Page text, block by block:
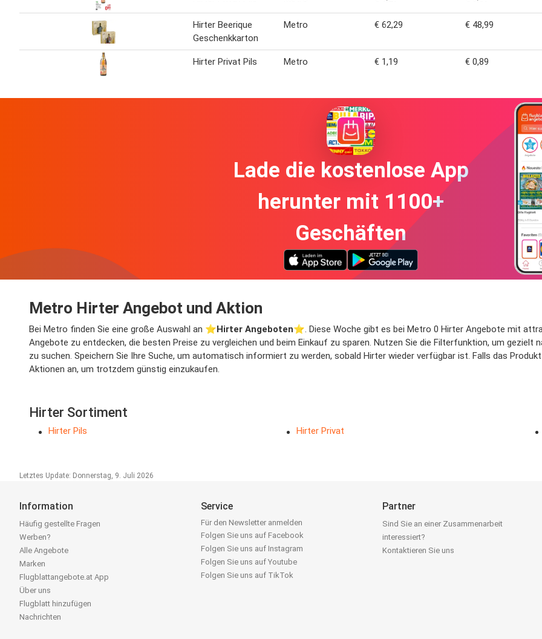
Hirter Beerique
Geschenkkarton
Metro € 62,29 € 48,99
Hirter Privat Pils Metro € 1,19 € 0,89
Lade die kostenlose App
herunter mit 1100+
Geschäften
Metro Hirter Angebot und Aktion
Bei Metro finden Sie eine große Auswahl an ⭐️Hirter Angeboten⭐️. Diese Woche gibt es bei Metro 0 Hirter Angebote mit
Angebote zu entdecken, die besten Preise zu vergleichen und beim Einkauf zu sparen. Nutzen Sie die Filterfunktion, um
zu suchen. Speichern Sie Ihre Suche, um automatisch informiert zu werden, sobald Hirter wieder verfügbar ist. Falls das
Aktionen an, um trotzdem günstig einzukaufen.
Hirter Sortiment
Hirter Pils Hirter Privat
Letztes Update: Donnerstag, 9. Juli 2026
Information
Häufig gestellte Fragen
Werben?
Alle Angebote
Marken
Flugblattangebote.at App
Über uns
Flugblatt hinzufügen
Nachrichten
Service
Für den Newsletter anmelden
Folgen Sie uns auf Facebook
Folgen Sie uns auf Instagram
Folgen Sie uns auf Youtube
Folgen Sie uns auf TikTok
Partner
Sind Sie an einer Zusammenarbeit
interessiert?
Kontaktieren Sie uns